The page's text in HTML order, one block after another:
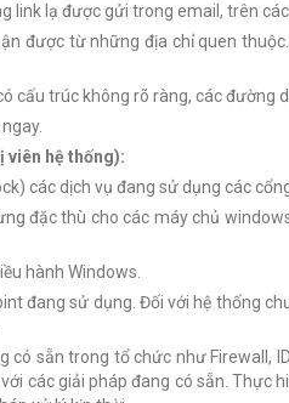
lạ được gửi trong email, trên
được từ những địa chỉ quen
cấu trúc không rõ ràng, các đường
viên hệ thống):
các dịch vụ đang sử dụng các
đặc thù cho các máy chủ
hành Windows.
đang sử dụng. Đối với hệ thống
sẵn trong tổ chức như Firewall,
các giải pháp đang có sẵn. Thực